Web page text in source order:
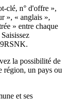
clé, n° d'offre »,
», « anglais »,
» entre chaque
la possibilité de
région, un pays ou
et ses